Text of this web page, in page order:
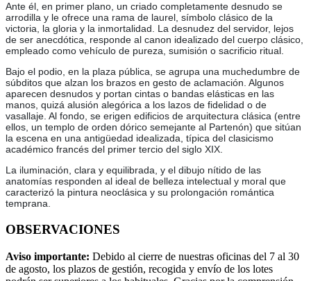
Ante él, en primer plano, un criado completamente desnudo se
arrodilla y le ofrece una rama de laurel, símbolo clásico de la
victoria, la gloria y la inmortalidad. La desnudez del servidor, lejos
de ser anecdótica, responde al canon idealizado del cuerpo clásico,
empleado como vehículo de pureza, sumisión o sacrificio ritual.
Bajo el podio, en la plaza pública, se agrupa una muchedumbre de
súbditos que alzan los brazos en gesto de aclamación. Algunos
aparecen desnudos y portan cintas o bandas elásticas en las
manos, quizá alusión alegórica a los lazos de fidelidad o de
vasallaje. Al fondo, se erigen edificios de arquitectura clásica (entre
ellos, un templo de orden dórico semejante al Partenón) que sitúan
la escena en una antigüedad idealizada, típica del clasicismo
académico francés del primer tercio del siglo XIX.
La iluminación, clara y equilibrada, y el dibujo nítido de las
anatomías responden al ideal de belleza intelectual y moral que
caracterizó la pintura neoclásica y su prolongación romántica
temprana.
OBSERVACIONES
Aviso importante: Debido al cierre de nuestras oficinas del 7 al 30
de agosto, los plazos de gestión, recogida y envío de los lotes